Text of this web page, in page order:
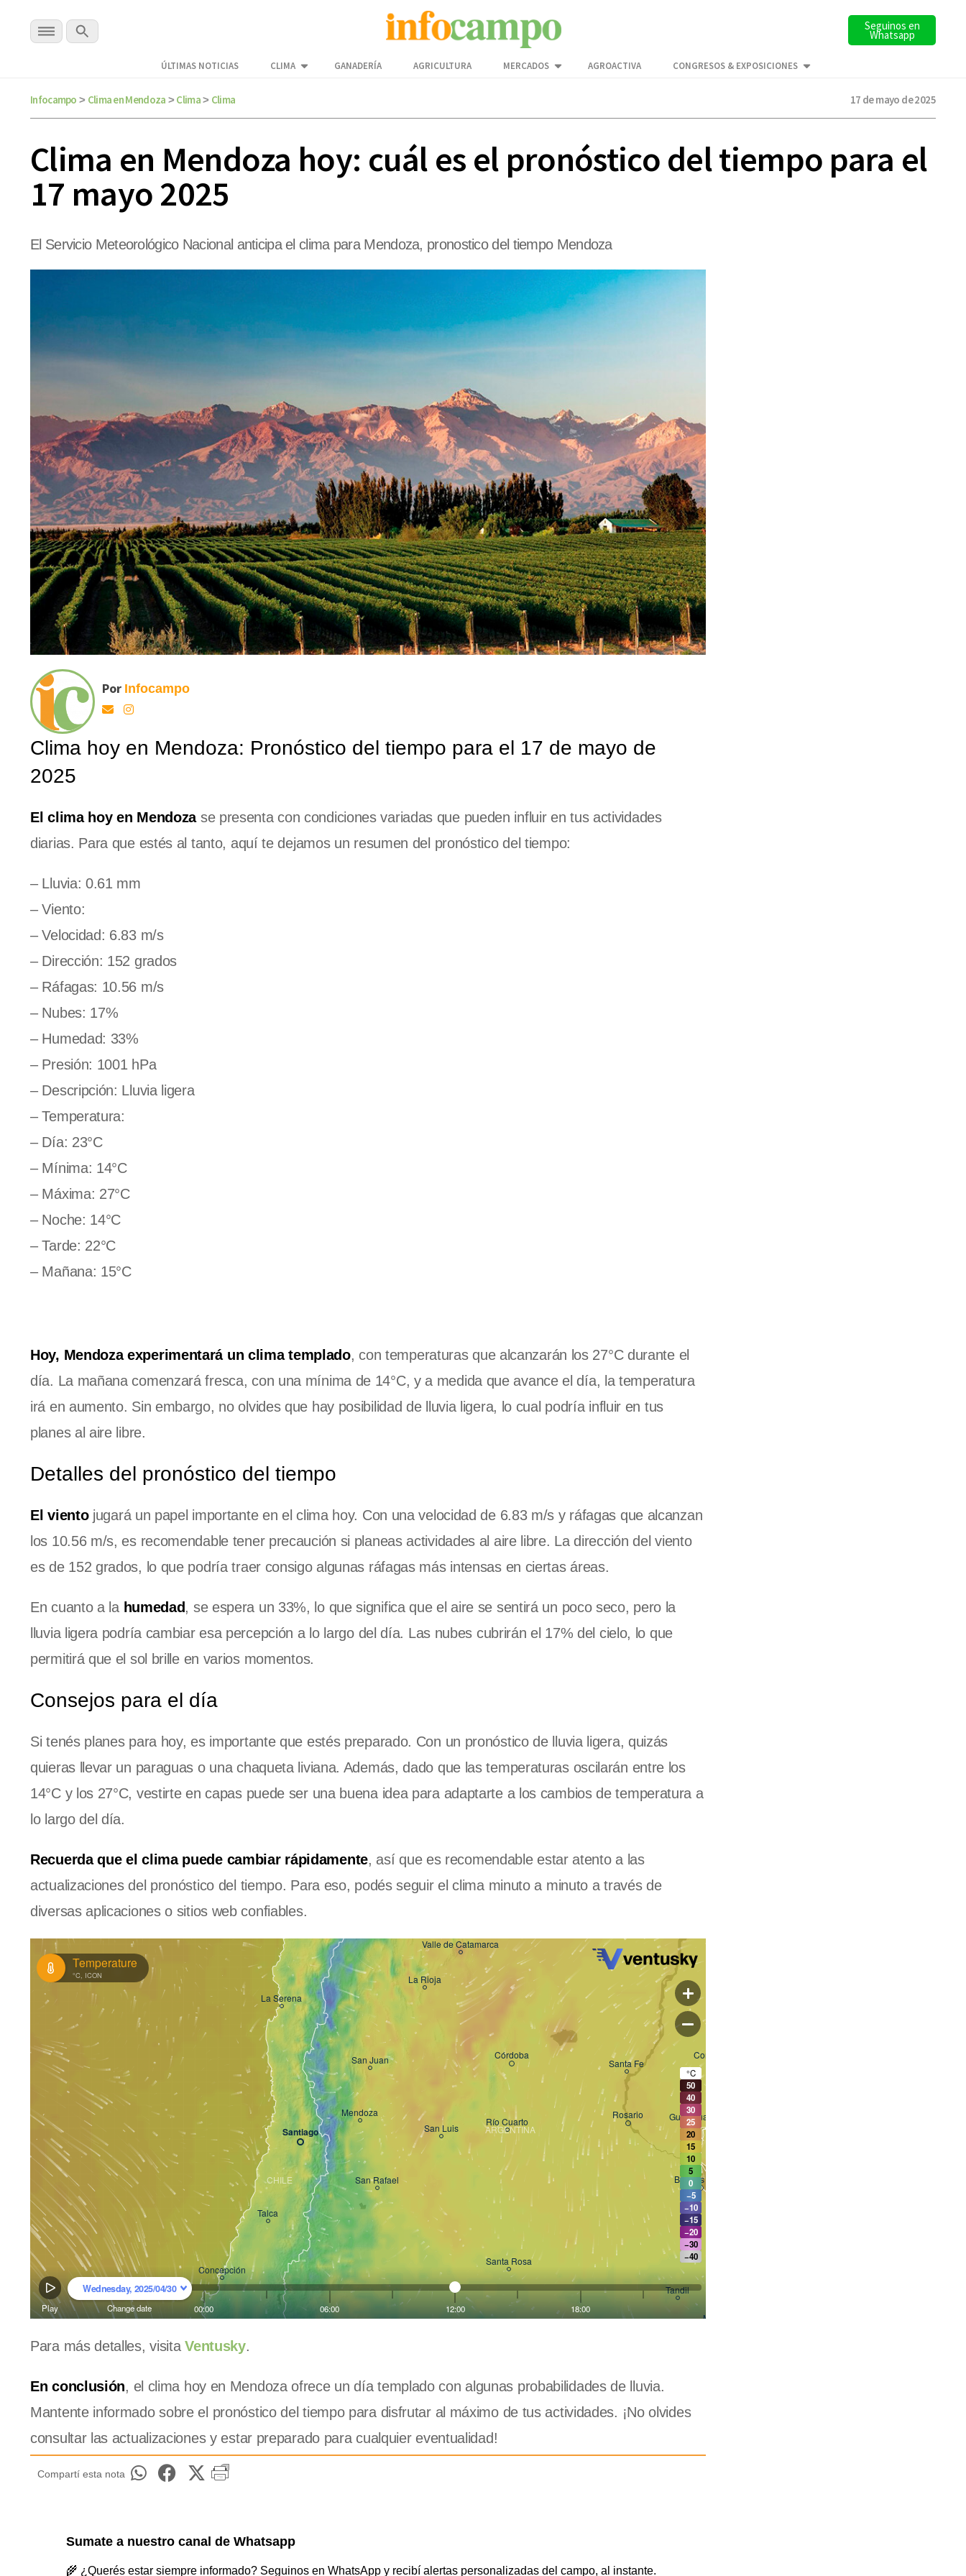
Seguinos en
Whatsapp
ÚLTIMAS NOTICIAS CLIMA GANADERÍA AGRICULTURA MERCADOS AGROACTIVA CONGRESOS & EXPOSICIONES
Infocampo > Clima en Mendoza > Clima> Clima 17 de mayo de 2025
Clima en Mendoza hoy: cuál es el pronóstico del tiempo para el
17 mayo 2025
El Servicio Meteorológico Nacional anticipa el clima para Mendoza, pronostico del tiempo Mendoza
Por Infocampo
Clima hoy en Mendoza: Pronóstico del tiempo para el 17 de mayo de
2025
El clima hoy en Mendozase presenta con condiciones variadas que pueden influir en tus actividades
diarias. Para que estés al tanto, aquí te dejamos un resumen del pronóstico del tiempo:
– Lluvia: 0.61 mm
– Viento:
– Velocidad: 6.83 m/s
– Dirección: 152 grados
– Ráfagas: 10.56 m/s
– Nubes: 17%
– Humedad: 33%
– Presión: 1001 hPa
– Descripción: Lluvia ligera
– Temperatura:
– Día: 23°C
– Mínima: 14°C
– Máxima: 27°C
– Noche: 14°C
– Tarde: 22°C
– Mañana: 15°C
Hoy, Mendoza experimentará un clima templado, con temperaturas que alcanzarán los 27°C durante el
día. La mañana comenzará fresca, con una mínima de 14°C, y a medida que avance el día, la temperatura
irá en aumento. Sin embargo, no olvides que hay posibilidad de lluvia ligera, lo cual podría influir en tus
planes al aire libre.
Detalles del pronóstico del tiempo
El vientojugará un papel importante en el clima hoy. Con una velocidad de 6.83 m/s y ráfagas que alcanzan
los 10.56 m/s, es recomendable tener precaución si planeas actividades al aire libre. La dirección del viento
es de 152 grados, lo que podría traer consigo algunas ráfagas más intensas en ciertas áreas.
En cuanto a la humedad, se espera un 33%, lo que significa que el aire se sentirá un poco seco, pero la
lluvia ligera podría cambiar esa percepción a lo largo del día. Las nubes cubrirán el 17% del cielo, lo que
permitirá que el sol brille en varios momentos.
Consejos para el día
Si tenés planes para hoy, es importante que estés preparado. Con un pronóstico de lluvia ligera, quizás
quieras llevar un paraguas o una chaqueta liviana. Además, dado que las temperaturas oscilarán entre los
14°C y los 27°C, vestirte en capas puede ser una buena idea para adaptarte a los cambios de temperatura a
lo largo del día.
Recuerda que el clima puede cambiar rápidamente, así que es recomendable estar atento a las
actualizaciones del pronóstico del tiempo. Para eso, podés seguir el clima minuto a minuto a través de
diversas aplicaciones o sitios web confiables.
Para más detalles, visitaVentusky.
En conclusión, el clima hoy en Mendoza ofrece un día templado con algunas probabilidades de lluvia.
Mantente informado sobre el pronóstico del tiempo para disfrutar al máximo de tus actividades. ¡No olvides
consultar las actualizaciones y estar preparado para cualquier eventualidad!
Compartí esta nota
Sumate a nuestro canal de Whatsapp
🌾 ¿Querés estar siempre informado? Seguinos en WhatsApp y recibí alertas personalizadas del campo, al instante.